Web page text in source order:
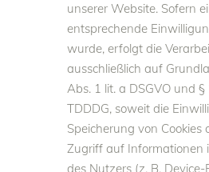
unserer Website. Sofern
entsprechende
wurde, erfolgt die
ausschließlich auf
Abs. 1 lit. a DSGVO und
TDDDG, soweit die
Speicherung von Cookies
Zugriff auf Informationen
des Nutzers (z. B.